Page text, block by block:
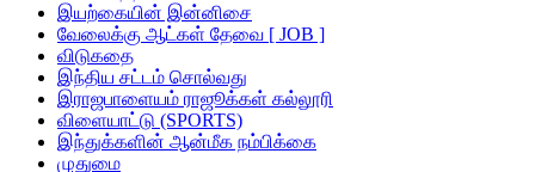
இயற்கையின் இன்னிசை
வேலைக்கு ஆட்கள் தேவை [ JOB ]
விடுகதை
இந்திய சட்டம் சொல்வது
இராஜபாளையம் ராஜூக்கள் கல்லூரி
விளையாட்டு (SPORTS)
இந்துக்களின் ஆன்மீக நம்பிக்கை
முதுமை